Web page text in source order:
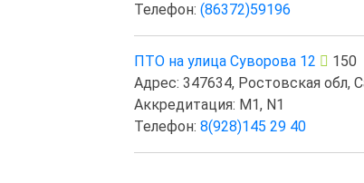
Телефон: (86372)59196
ПТО на улица Суворова 12
150
Адрес: 347634, Ростовская обл,
Аккредитация: M1, N1
Телефон: 8(928)145 29 40